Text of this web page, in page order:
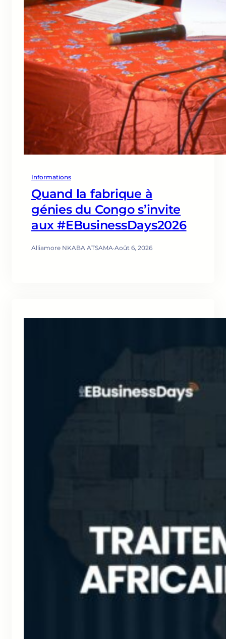
Informations
Quand la fabrique à
génies du Congo s’invite
aux #EBusinessDays2026
Alliamore NKABA ATSAMA·Août 6, 2026